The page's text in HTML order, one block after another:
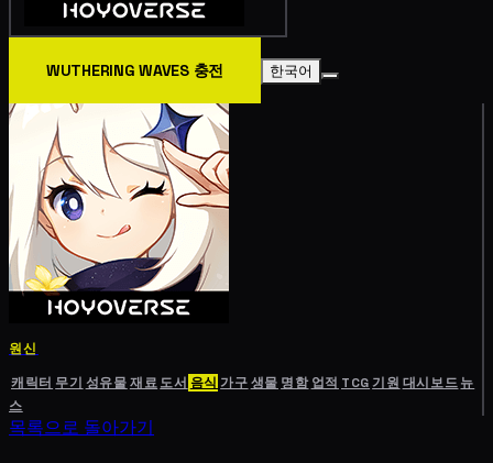
WUTHERING WAVES 충전 한국어
원신
캐릭터 무기 성유물재료도서 음식 가구생물 명함 업적 TCG기원 대시보드뉴
스
목록으로 돌아가기